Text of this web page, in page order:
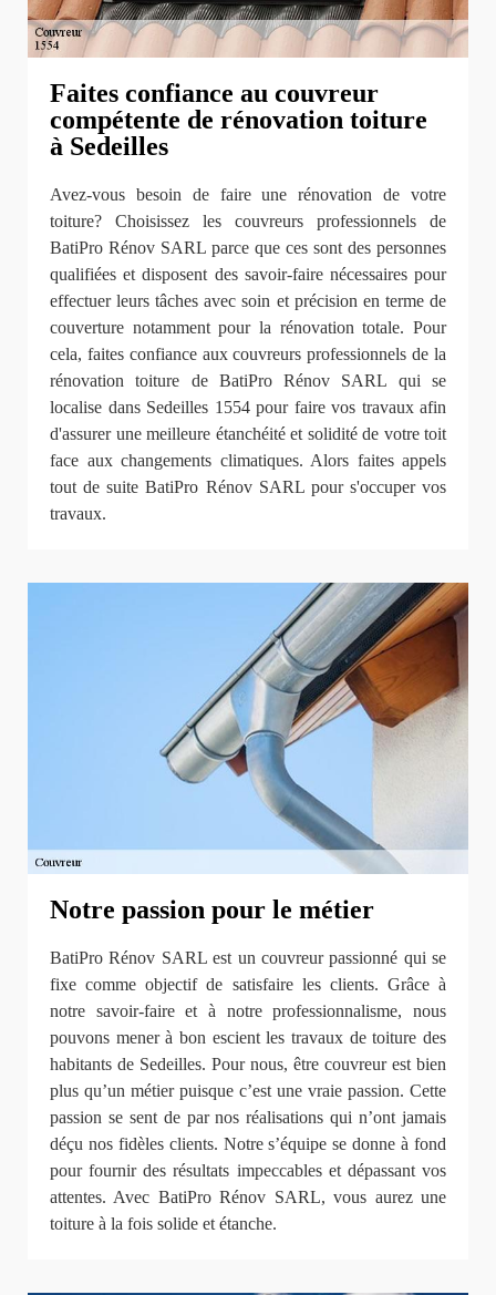
Faites confiance au couvreur
compétente de rénovation toiture
à Sedeilles
Avez-vous besoin de faire une rénovation de votre
toiture? Choisissez les couvreurs professionnels de
BatiPro Rénov SARL parce que ces sont des personnes
qualifiées et disposent des savoir-faire nécessaires pour
effectuer leurs tâches avec soin et précision en terme de
couverture notamment pour la rénovation totale. Pour
cela, faites confiance aux couvreurs professionnels de la
rénovation toiture de BatiPro Rénov SARL qui se
localise dans Sedeilles 1554 pour faire vos travaux afin
d'assurer une meilleure étanchéité et solidité de votre toit
face aux changements climatiques. Alors faites appels
tout de suite BatiPro Rénov SARL pour s'occuper vos
travaux.
Notre passion pour le métier
BatiPro Rénov SARL est un couvreur passionné qui se
fixe comme objectif de satisfaire les clients. Grâce à
notre savoir-faire et à notre professionnalisme, nous
pouvons mener à bon escient les travaux de toiture des
habitants de Sedeilles. Pour nous, être couvreur est bien
plus qu’un métier puisque c’est une vraie passion. Cette
passion se sent de par nos réalisations qui n’ont jamais
déçu nos fidèles clients. Notre s’équipe se donne à fond
pour fournir des résultats impeccables et dépassant vos
attentes. Avec BatiPro Rénov SARL, vous aurez une
toiture à la fois solide et étanche.